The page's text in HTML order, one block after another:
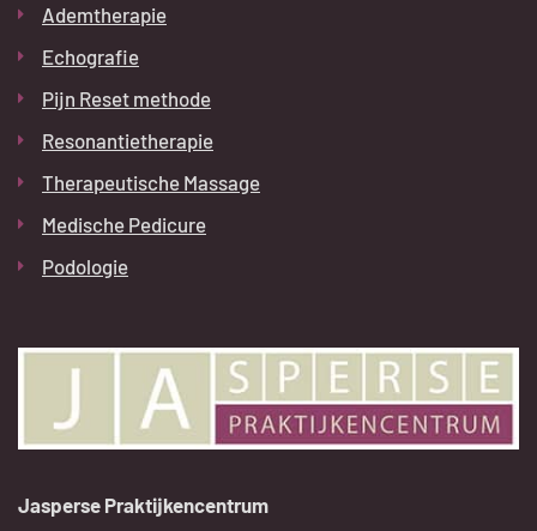
Ademtherapie
Echografie
Pijn Reset methode
Resonantietherapie
Therapeutische Massage
Medische Pedicure
Podologie
Jasperse Praktijkencentrum